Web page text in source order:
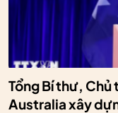
Tổng Bí thư, Chủ
Australia xây